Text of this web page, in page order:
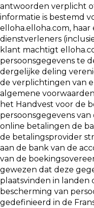
antwoorden verplicht
informatie is bestemd
elloha.elloha.com,
dienstverleners
klant machtigt
persoonsgegevens te
dergelijke deling
de verplichtingen van
algemene
het Handvest voor de
persoonsgegevens
online betalingen de
de betalingsprovider
aan de bank van de
van de
gewezen dat deze
plaatsvinden in landen
bescherming van
gedefinieerd in de